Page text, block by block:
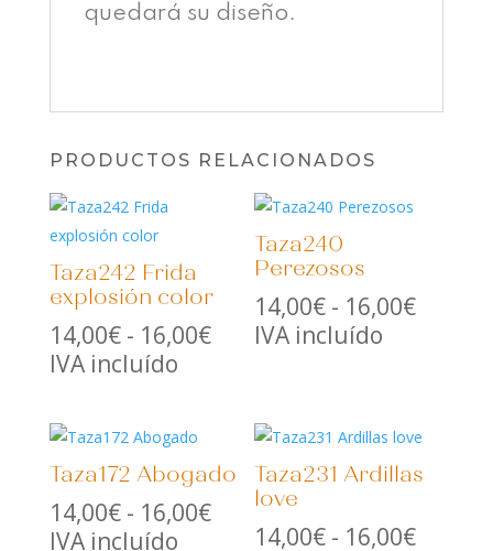
quedará su diseño.
PRODUCTOS RELACIONADOS
Taza242 Frida
explosión color
14,00€ - 16,00€Rango
desde
14,00€
hasta
16,00€
IVA incluído
Taza240
Perezosos
14,00€ - 16,00€Rango
hasta
16,00€
IVA incluído
Taza172 Abogado
14,00€ - 16,00€Rango
IVA incluído
Taza231 Ardillas
love
14,00€ - 16,00€Rango